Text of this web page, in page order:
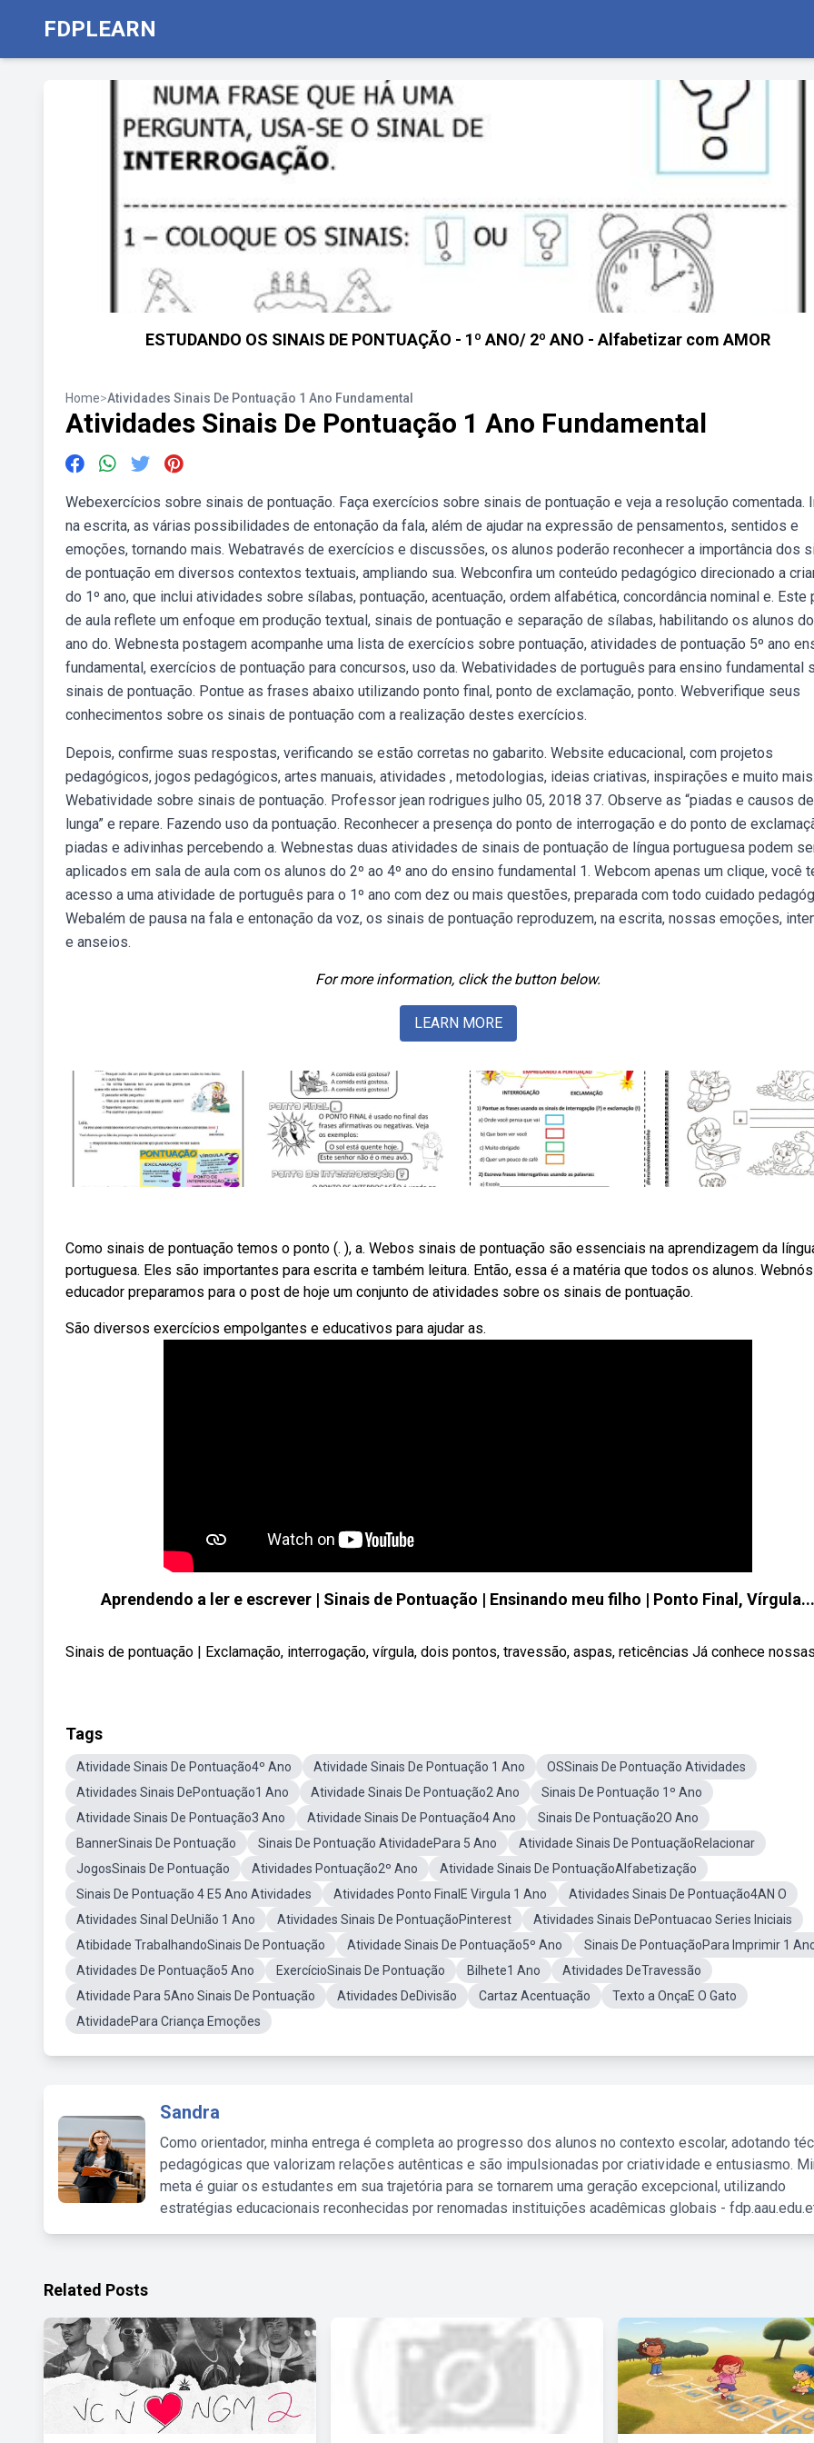
FDPLEARN
ESTUDANDO OS SINAIS DE PONTUAÇÃO - 1º ANO/ 2º ANO - Alfabetizar com AMOR
Home>Atividades Sinais De Pontuação 1 Ano Fundamental
Atividades Sinais De Pontuação 1 Ano Fundamental
Webexercícios sobre sinais de pontuação. Faça exercícios sobre sinais de pontuação e veja a resolução comentada.
na escrita, as várias possibilidades de entonação da fala, além de ajudar na expressão de pensamentos, sentidos e
emoções, tornando mais. Webatravés de exercícios e discussões, os alunos poderão reconhecer a importância dos
de pontuação em diversos contextos textuais, ampliando sua. Webconfira um conteúdo pedagógico direcionado a
do 1º ano, que inclui atividades sobre sílabas, pontuação, acentuação, ordem alfabética, concordância nominal e. Este
de aula reflete um enfoque em produção textual, sinais de pontuação e separação de sílabas, habilitando os alunos
ano do. Webnesta postagem acompanhe uma lista de exercícios sobre pontuação, atividades de pontuação 5º ano
fundamental, exercícios de pontuação para concursos, uso da. Webatividades de português para ensino fundamental
sinais de pontuação. Pontue as frases abaixo utilizando ponto final, ponto de exclamação, ponto. Webverifique seus
conhecimentos sobre os sinais de pontuação com a realização destes exercícios.
Depois, confirme suas respostas, verificando se estão corretas no gabarito. Website educacional, com projetos
pedagógicos, jogos pedagógicos, artes manuais, atividades , metodologias, ideias criativas, inspirações e muito mais.
Webatividade sobre sinais de pontuação. Professor jean rodrigues julho 05, 2018 37. Observe as “piadas e causos
lunga” e repare. Fazendo uso da pontuação. Reconhecer a presença do ponto de interrogação e do ponto de
piadas e adivinhas percebendo a. Webnestas duas atividades de sinais de pontuação de língua portuguesa podem
aplicados em sala de aula com os alunos do 2º ao 4º ano do ensino fundamental 1. Webcom apenas um clique, você
acesso a uma atividade de português para o 1º ano com dez ou mais questões, preparada com todo cuidado
Webalém de pausa na fala e entonação da voz, os sinais de pontuação reproduzem, na escrita, nossas emoções,
e anseios.
For more information, click the button below.
LEARN MORE
Como sinais de pontuação temos o ponto (. ), a. Webos sinais de pontuação são essenciais na aprendizagem da
portuguesa. Eles são importantes para escrita e também leitura. Então, essa é a matéria que todos os alunos.
educador preparamos para o post de hoje um conjunto de atividades sobre os sinais de pontuação.
São diversos exercícios empolgantes e educativos para ajudar as.
Aprendendo a ler e escrever | Sinais de Pontuação | Ensinando meu filho | Ponto Final, Vírgula...
Sinais de pontuação | Exclamação, interrogação, vírgula, dois pontos, travessão, aspas, reticências Já conhece nossas
Tags
Atividade Sinais De Pontuação4º Ano Atividade Sinais De Pontuação 1 Ano
OSSinais De Pontuação Atividades
Atividades Sinais DePontuação1 Ano
Atividade Sinais De Pontuação2 Ano
Sinais De Pontuação 1º Ano
Atividade Sinais De Pontuação3 Ano
Atividade Sinais De Pontuação4 Ano
Sinais De Pontuação2O Ano
BannerSinais De Pontuação
Sinais De Pontuação AtividadePara 5 Ano
Atividade Sinais De PontuaçãoRelacionar
JogosSinais De Pontuação
Atividades Pontuação2º Ano
Atividade Sinais De PontuaçãoAlfabetização
Sinais De Pontuação 4 E5 Ano Atividades
Atividades Ponto FinalE Virgula 1 Ano
Atividades Sinais De Pontuação4AN O
Atividades Sinal DeUnião 1 Ano
Atividades Sinais De PontuaçãoPinterest
Atividades Sinais DePontuacao Series Iniciais
Atibidade TrabalhandoSinais De Pontuação
Atividade Sinais De Pontuação5º Ano
Sinais De PontuaçãoPara Imprimir 1
Atividades De Pontuação5 Ano
ExercícioSinais De Pontuação Bilhete1 Ano
Atividades DeTravessão
Atividade Para 5Ano Sinais De Pontuação
Atividades DeDivisão Cartaz Acentuação
Texto a OnçaE O Gato
AtividadePara Criança Emoções
Sandra
Como orientador, minha entrega é completa ao progresso dos alunos no contexto escolar, adotando
pedagógicas que valorizam relações autênticas e são impulsionadas por criatividade e entusiasmo.
meta é guiar os estudantes em sua trajetória para se tornarem uma geração excepcional, utilizando
estratégias educacionais reconhecidas por renomadas instituições acadêmicas globais -
Related Posts